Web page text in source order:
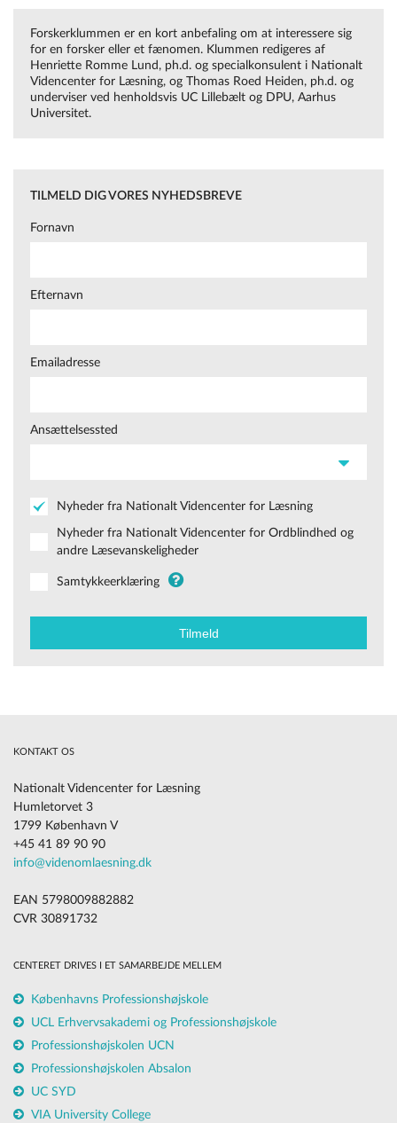
fagdidaktiske-forstaaelsesmaader/
Forskerklummen er en kort anbefaling om at interessere sig
for en forsker eller et fænomen. Klummen redigeres af
Henriette Romme Lund, ph.d. og specialkonsulent i Nationalt
Videncenter for Læsning, og Thomas Roed Heiden, ph.d. og
underviser ved henholdsvis UC Lillebælt og DPU, Aarhus
Universitet.
TILMELD DIG VORES NYHEDSBREVE
Fornavn
Efternavn
Emailadresse
Ansættelsessted
Nyheder fra Nationalt Videncenter for Læsning
Nyheder fra Nationalt Videncenter for Ordblindhed og
andre Læsevanskeligheder
Samtykkeerklæring
KONTAKT OS
Nationalt Videncenter for Læsning
Humletorvet 3
1799 København V
+45 41 89 90 90
info@videnomlaesning.dk
EAN 5798009882882
CVR 30891732
CENTERET DRIVES I ET SAMARBEJDE MELLEM
Københavns Professionshøjskole
UCL Erhvervsakademi og Professionshøjskole
Professionshøjskolen UCN
Professionshøjskolen Absalon
UC SYD
VIA University College